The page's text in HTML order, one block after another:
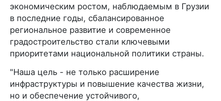
экономическим ростом, наблюдаемым в Грузии
в последние годы, сбалансированное
региональное развитие и современное
градостроительство стали ключевыми
приоритетами национальной политики страны.
"Наша цель - не только расширение
инфраструктуры и повышение качества жизни,
но и обеспечение устойчивого,